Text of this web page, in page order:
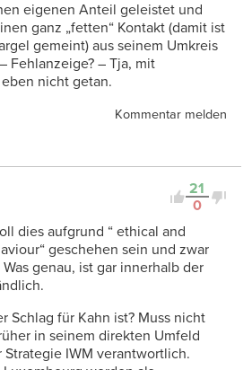
eigenen Anteil geleistet und
ganz „fetten“ Kontakt (damit ist
gemeint) aus seinem Umkreis
Fehlanzeige? – Tja, mit
nicht getan.
Kommentar melden
21
0
dies aufgrund “ ethical and
geschehen sein und zwar
genau, ist gar innerhalb der
Schlag für Kahn ist? Muss nicht
in seinem direkten Umfeld
Strategie IWM verantwortlich.